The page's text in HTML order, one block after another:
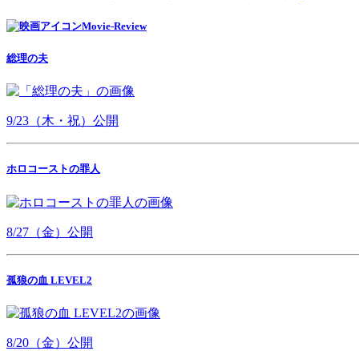
Movie-Review
総理の夫
9/23（木・祝）公開
ホロコーストの罪人
8/27（金）公開
孤狼の血 LEVEL2
8/20（金）公開